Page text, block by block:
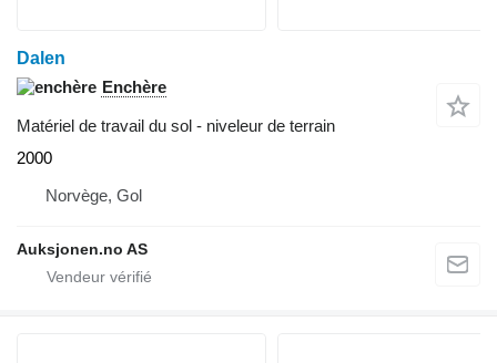
Dalen
Enchère
Matériel de travail du sol - niveleur de terrain
2000
Norvège, Gol
Auksjonen.no AS